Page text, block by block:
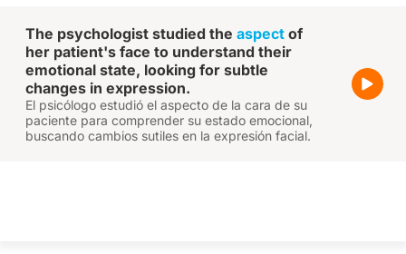
The psychologist studied the aspect of
her patient's face to understand their
emotional state, looking for subtle
changes in expression.
El psicólogo estudió el aspecto de la cara de su
paciente para comprender su estado emocional,
buscando cambios sutiles en la expresión facial.